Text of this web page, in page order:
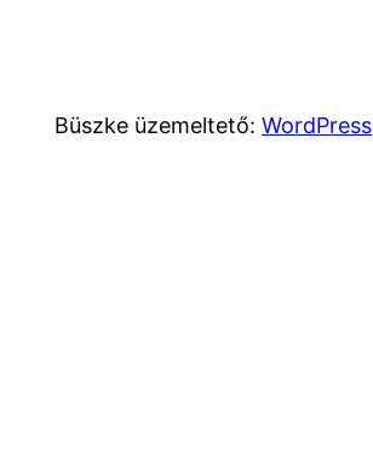
Büszke üzemeltető:WordPress